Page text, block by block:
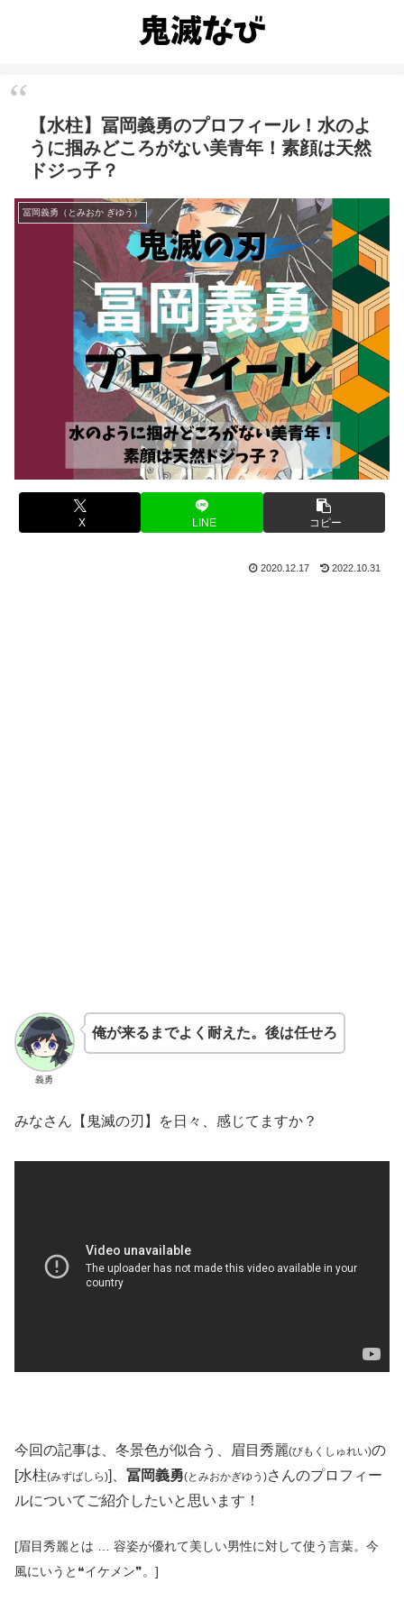
【水柱】冨岡義勇のプロフィール！水のよ
うに掴みどころがない美青年！素顔は天然
ドジっ子？
冨岡義勇（とみおか ぎゆう）
X LINE コピー
2020.12.17 2022.10.31
義勇
俺が来るまでよく耐えた。後は任せろ
みなさん【鬼滅の刃】を日々、感じてますか？
今回の記事は、冬景色が似合う、眉目秀麗(びもくしゅれい)の
[水柱(みずばしら)]、 冨岡義勇(とみおかぎゆう)さんのプロフィー
ルについてご紹介したいと思います！
[眉目秀麗とは … 容姿が優れて美しい男性に対して使う言葉。今
風にいうと❝イケメン❞。]